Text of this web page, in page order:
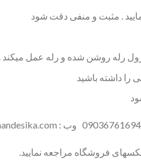
داشته باشید
فروشگاه مراجعه نمایید.